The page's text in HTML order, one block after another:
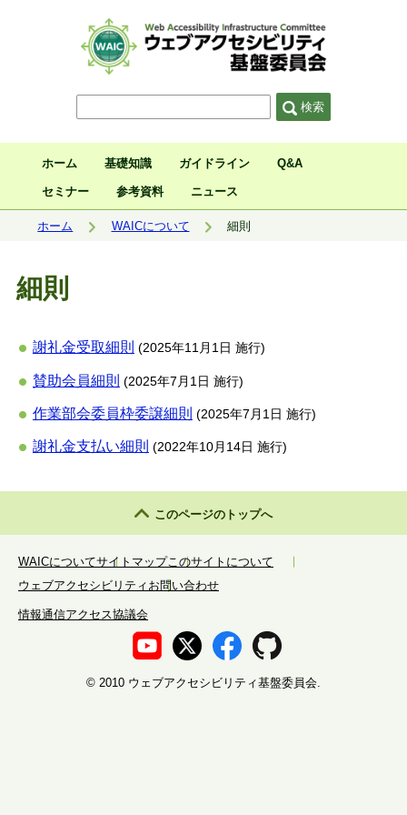
検索
ホーム 基礎知識 ガイドライン Q&A
セミナー 参考資料 ニュース
現在位置:ホーム WAICについて 細則
細則
謝礼金受取細則 (2025年11月1日 施行)
賛助会員細則 (2025年7月1日 施行)
作業部会委員枠委譲細則 (2025年7月1日 施行)
謝礼金支払い細則 (2022年10月14日 施行)
このページのトップへ
WAICについてサイトマップこのサイトについて
ウェブアクセシビリティ お問い合わせ
情報通信アクセス協議会
©️ 2010 ウェブアクセシビリティ基盤委員会.